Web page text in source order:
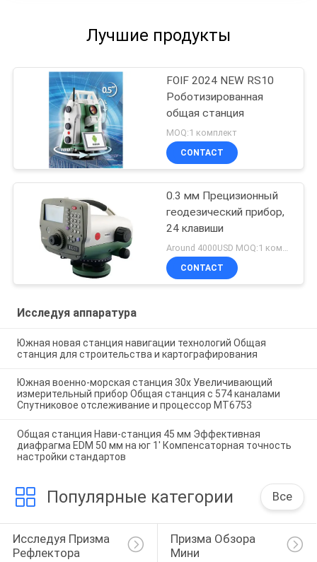
Лучшие продукты
FOIF 2024 NEW RS10
Роботизированная
общая станция
MOQ:1 комплект
CONTACT
0.3 мм Прецизионный
геодезический прибор,
24 клавиши
CONTACT
Исследуя аппаратура
Южная новая станция навигации технологий Общая
станция для строительства и картографирования
Южная военно-морская станция 30x Увеличивающий
измерительный прибор Общая станция с 574 каналами
Спутниковое отслеживание и процессор MT6753
Общая станция Нави-станция 45 мм Эффективная
диафрагма EDM 50 мм на юг 1' Компенсаторная точность
настройки стандартов
Популярные категории Все
Исследуя Призма
Рефлектора
Призма Обзора
Мини